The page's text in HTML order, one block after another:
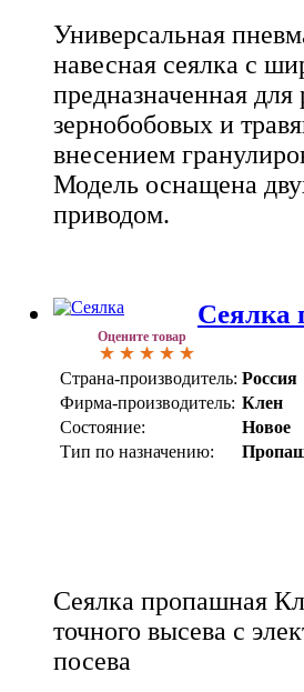
Универсальная
навесная сеялка с
предназначенная для
зернобобовых и
внесением
Модель оснащена
приводом.
Оцените товар
Сеялка
Страна-производитель: Россия
Фирма-производитель: Клен
Состояние:
Новое
Тип по назначению:
Сеялка пропашная
точного высева с
посева